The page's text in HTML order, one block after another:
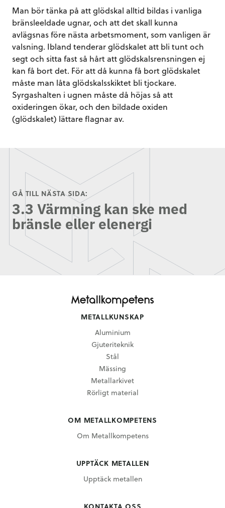
Man bör tänka på att glödskal alltid bildas i vanliga
bränsleeldade ugnar, och att det skall kunna
avlägsnas före nästa arbetsmoment, som vanligen är
valsning. Ibland tenderar glödskalet att bli tunt och
segt och sitta fast så hårt att glödskalsrensningen ej
kan få bort det. För att då kunna få bort glödskalet
måste man låta glödskalsskiktet bli tjockare.
Syrgashalten i ugnen måste då höjas så att
oxideringen ökar, och den bildade oxiden
(glödskalet) lättare flagnar av.
GÅ TILL NÄSTA SIDA:
3.3 Värmning kan ske med
bränsle eller elenergi
METALLKUNSKAP
Aluminium
Gjuteriteknik
Stål
Mässing
Metallarkivet
Rörligt material
OM METALLKOMPETENS
Om Metallkompetens
UPPTÄCK METALLEN
Upptäck metallen